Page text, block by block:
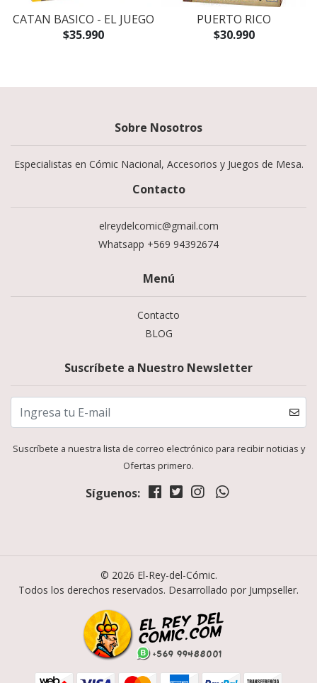
CATAN BASICO - EL JUEGO
$35.990
PUERTO RICO
$30.990
Sobre Nosotros
Especialistas en Cómic Nacional, Accesorios y Juegos de Mesa.
Contacto
elreydelcomic@gmail.com
Whatsapp +569 94392674
Menú
Contacto
BLOG
Suscríbete a Nuestro Newsletter
Suscríbete a nuestra lista de correo electrónico para recibir noticias y
Ofertas primero.
Síguenos:
© 2026 El-Rey-del-Cómic.
Todos los derechos reservados. Desarrollado por Jumpseller.